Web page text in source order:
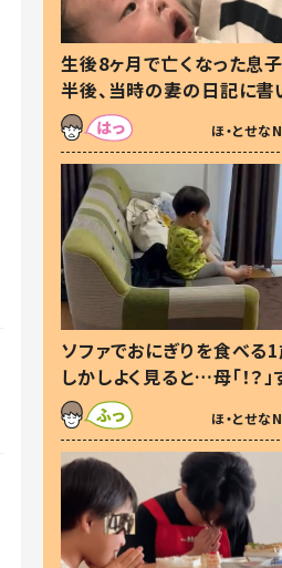
生後8ヶ月で亡くなった
半後、当時の妻の日記に書
た本音とは
ほ・とせな
ソファでおにぎりを食べ
しかしよく見ると…母「！？
察した母の投稿に「可愛い
す！」「現行犯〜」
ほ・とせな